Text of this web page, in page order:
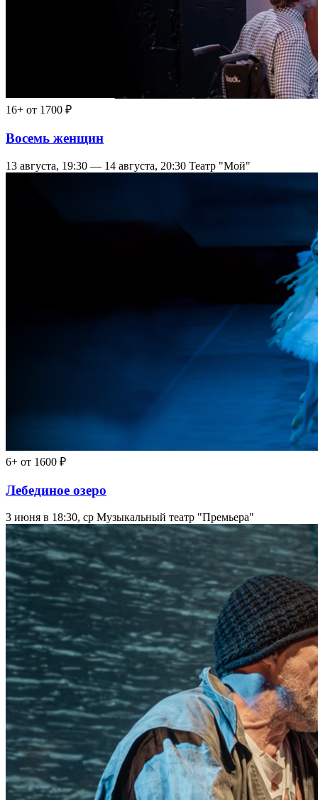
16+ от 1700 ₽
Восемь женщин
13 августа, 19:30 — 14 августа, 20:30 Театр "Мой"
6+ от 1600 ₽
Лебединое озеро
3 июня в 18:30, ср Музыкальный театр "Премьера"